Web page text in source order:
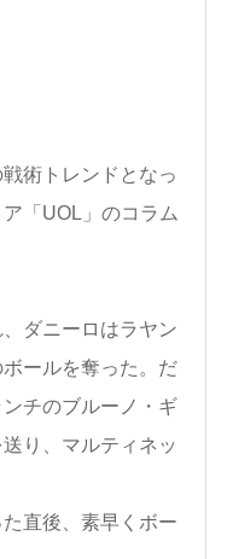
術トレンドとなっ
「UOL」のコラム
ダニーロはラヤン
ールを奪った。だ
チのブルーノ・ギ
り、マルティネッ
直後、素早くボー